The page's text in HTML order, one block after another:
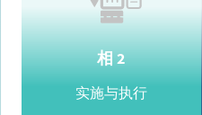
相 2
实施与执行